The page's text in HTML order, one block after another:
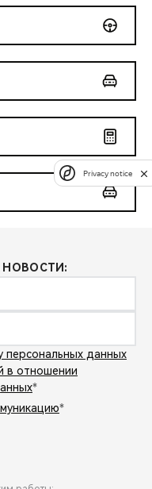
персональных данных
в отношении
*
*
Privacy notice